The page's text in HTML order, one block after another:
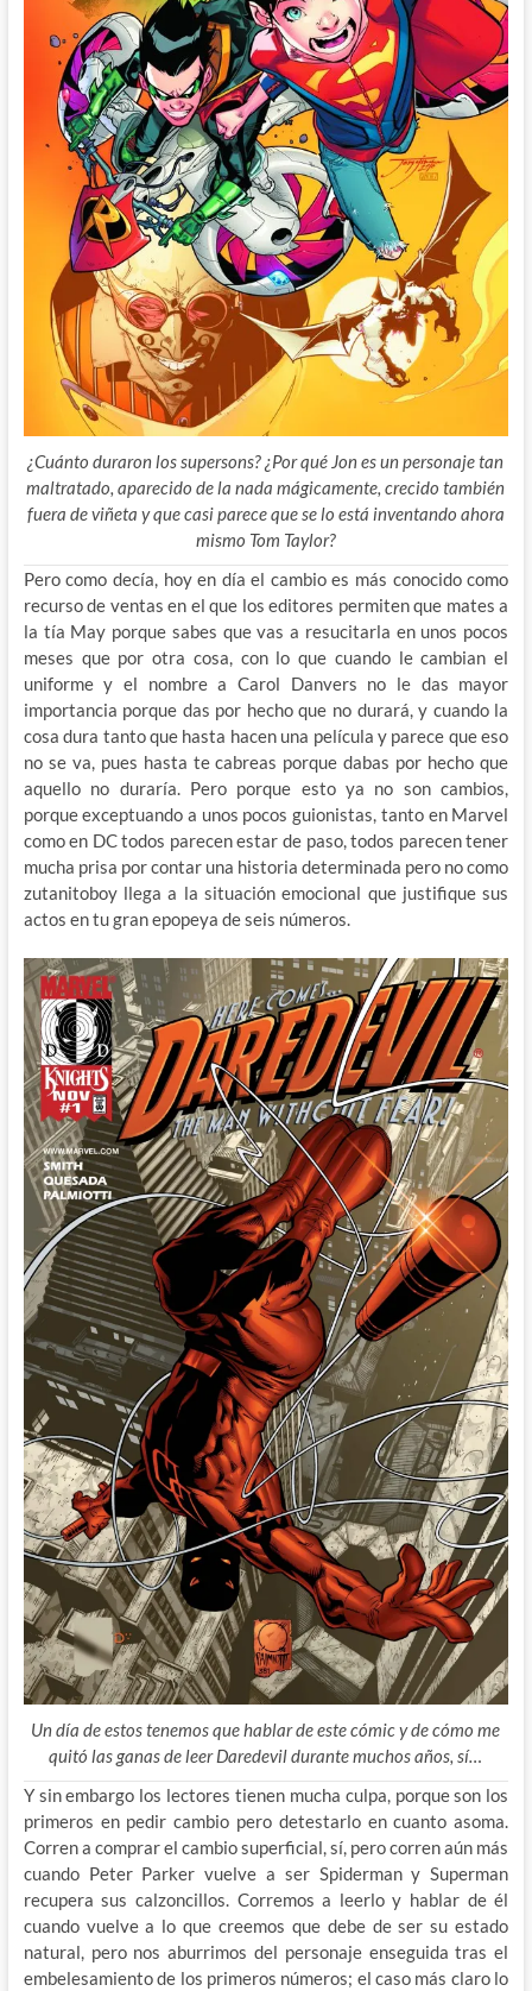
¿Cuánto duraron los supersons? ¿Por qué Jon es un personaje tan
maltratado, aparecido de la nada mágicamente, crecido también
fuera de viñeta y que casi parece que se lo está inventando ahora
mismo Tom Taylor?
Pero como decía, hoy en día el cambio es más conocido como
recurso de ventas en el que los editores permiten que mates a
la tía May porque sabes que vas a resucitarla en unos pocos
meses que por otra cosa, con lo que cuando le cambian el
uniforme y el nombre a Carol Danvers no le das mayor
importancia porque das por hecho que no durará, y cuando la
cosa dura tanto que hasta hacen una película y parece que eso
no se va, pues hasta te cabreas porque dabas por hecho que
aquello no duraría. Pero porque esto ya no son cambios,
porque exceptuando a unos pocos guionistas, tanto en Marvel
como en DC todos parecen estar de paso, todos parecen tener
mucha prisa por contar una historia determinada pero no como
zutanitoboy llega a la situación emocional que justifique sus
actos en tu gran epopeya de seis números.
Un día de estos tenemos que hablar de este cómic y de cómo me
quitó las ganas de leer Daredevil durante muchos años, sí…
Y sin embargo los lectores tienen mucha culpa, porque son los
primeros en pedir cambio pero detestarlo en cuanto asoma.
Corren a comprar el cambio superficial, sí, pero corren aún más
cuando Peter Parker vuelve a ser Spiderman y Superman
recupera sus calzoncillos. Corremos a leerlo y hablar de él
cuando vuelve a lo que creemos que debe de ser su estado
natural, pero nos aburrimos del personaje enseguida tras el
embelesamiento de los primeros números; el caso más claro lo